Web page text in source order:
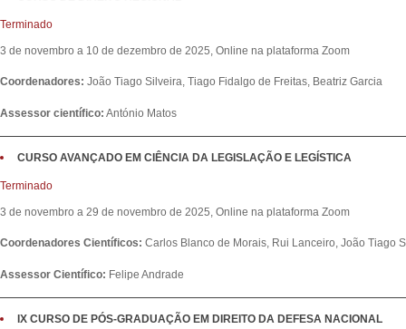
Terminado
3 de novembro a 10 de dezembro de 2025, Online na plataforma Zoom
Coordenadores: João Tiago Silveira, Tiago Fidalgo de Freitas, Beatriz Garcia
Assessor científico: António Matos
CURSO AVANÇADO EM CIÊNCIA DA LEGISLAÇÃO E LEGÍSTICA
Terminado
3 de novembro a 29 de novembro de 2025, Online na plataforma Zoom
Coordenadores Científicos: Carlos Blanco de Morais, Rui Lanceiro, João Tiago
Assessor Científico: Felipe Andrade
IX CURSO DE PÓS-GRADUAÇÃO EM DIREITO DA DEFESA NACIONAL